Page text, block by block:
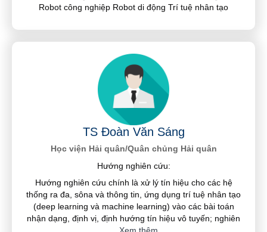
Robot công nghiệp Robot di động Trí tuệ nhân tạo
TS Đoàn Văn Sáng
Học viện Hải quân/Quân chủng Hải quân
Hướng nghiên cứu:
Hướng nghiên cứu chính là xử lý tín hiệu cho các hệ
thống ra đa, sôna và thông tin, ứng dụng trí tuệ nhân tạo
(deep learning và machine learning) vào các bài toán
nhận dạng, định vị, định hướng tín hiệu vô tuyến; nghiên